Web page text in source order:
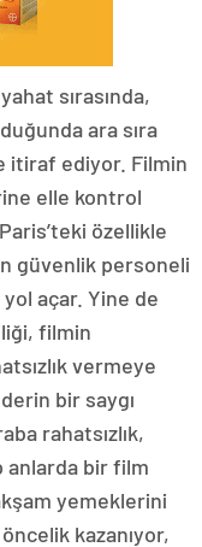
sırasında,
ara sıra
itiraf ediyor. Filmin
elle kontrol
özellikle
güvenlik personeli
açar. Yine de
filmin
vermeye
bir saygı
rahatsızlık,
anlarda bir film
yemeklerini
öncelik kazanıyor,